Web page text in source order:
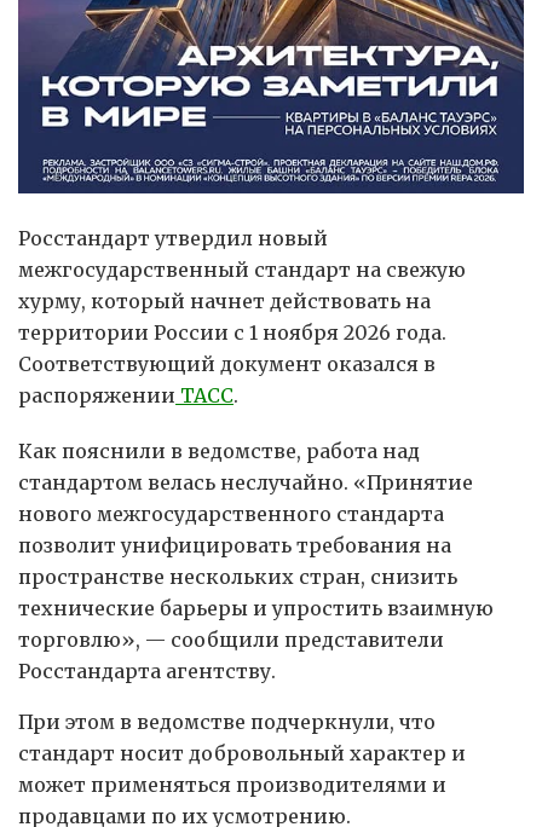
Росстандарт утвердил новый
межгосударственный стандарт на свежую
хурму, который начнет действовать на
территории России с 1 ноября 2026 года.
Соответствующий документ оказался в
распоряжении ТАСС.
Как пояснили в ведомстве, работа над
стандартом велась неслучайно. «Принятие
нового межгосударственного стандарта
позволит унифицировать требования на
пространстве нескольких стран, снизить
технические барьеры и упростить взаимную
торговлю», — сообщили представители
Росстандарта агентству.
При этом в ведомстве подчеркнули, что
стандарт носит добровольный характер и
может применяться производителями и
продавцами по их усмотрению.